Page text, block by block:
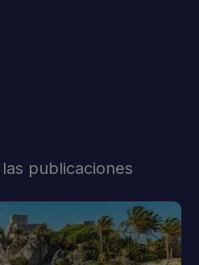
publicaciones